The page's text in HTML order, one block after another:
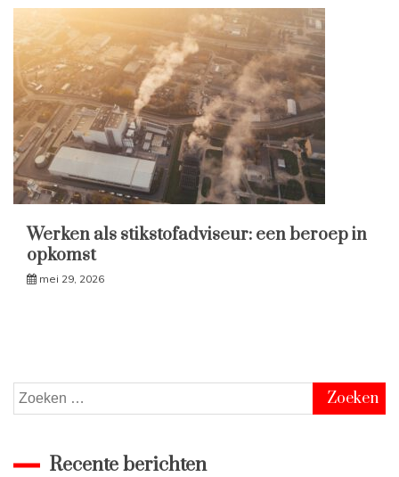
Werken als stikstofadviseur: een beroep in
opkomst
mei 29, 2026
Zoeken
naar:
Recente berichten